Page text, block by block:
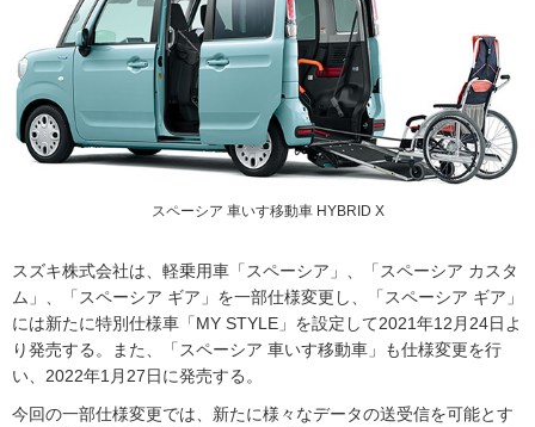
スペーシア 車いす移動車 HYBRID X
スズキ株式会社は、軽乗用車「スペーシア」、「スペーシア カスタ
ム」、「スペーシア ギア」を一部仕様変更し、「スペーシア ギア」
には新たに特別仕様車 「MY STYLE」を設定して2021年12月24日よ
り発売する。また、「スペーシア 車いす移動車」も仕様変更を行
い、2022年1月27日に発売する。
今回の一部仕様変更では、新たに様々なデータの送受信を可能とす